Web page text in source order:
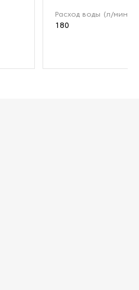
Расход воды (л/мин)
180